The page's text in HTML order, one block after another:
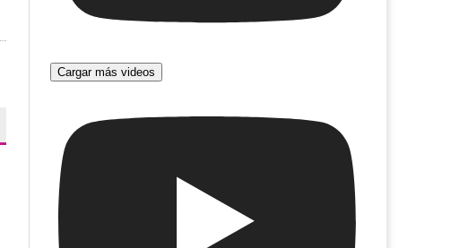
Bienal de arte sacro (en el C.C.Recoleta)
Cargar más videos